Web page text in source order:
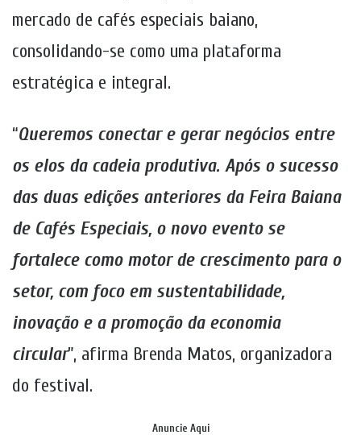
mercado de cafés especiais baiano,
consolidando-se como uma plataforma
estratégica e integral.
“Queremos conectar e gerar negócios entre
os elos da cadeia produtiva. Após o sucesso
das duas edições anteriores da Feira Baiana
de Cafés Especiais, o novo evento se
fortalece como motor de crescimento para o
setor, com foco em sustentabilidade,
inovação e a promoção da economia
circular”, afirma Brenda Matos, organizadora
do festival.
Anuncie Aqui